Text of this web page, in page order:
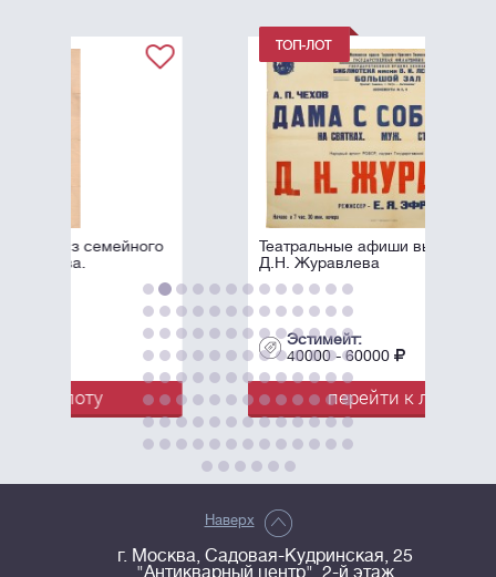
Театральные афиши выступлений
Эстимейт:
40000 - 60000
перейти к лоту
Наверх
г. Москва, Садовая-Кудринская, 25
"Антикварный центр", 2-й этаж